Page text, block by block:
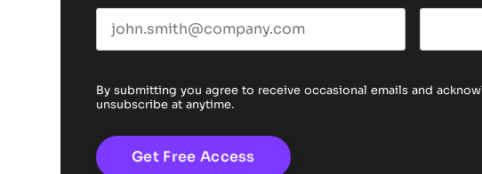
By submitting you agree to receive occasional emails and
unsubscribe at anytime.